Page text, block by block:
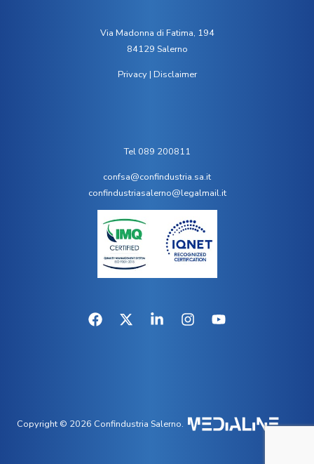
Via Madonna di Fatima, 194
84129 Salerno
Privacy| Disclaimer
Tel 089 200811
confsa@confindustria.sa.it
confindustriasalerno@legalmail.it
Copyright © 2026 Confindustria Salerno.